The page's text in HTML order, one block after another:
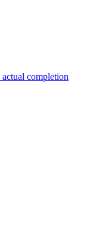
actual completion